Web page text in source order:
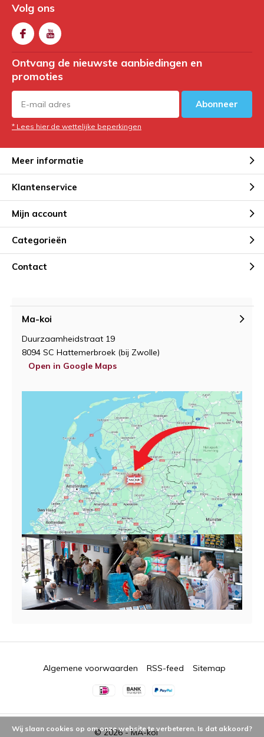
Volg ons
Ontvang de nieuwste aanbiedingen en
promoties
Abonneer
* Lees hier de wettelijke beperkingen
Meer informatie
Klantenservice
Mijn account
Categorieën
Contact
Ma-koi
Duurzaamheidstraat 19
8094 SC Hattemerbroek (bij Zwolle)
Open in Google Maps
© 2026 -MA-koi
Algemene voorwaarden RSS-feed Sitemap
Wij slaan cookies op om onze website te verbeteren. Is dat akkoord?